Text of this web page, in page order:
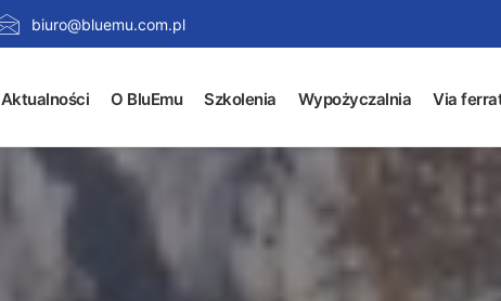
biuro@bluemu.com.pl
Aktualności O BluEmu Szkolenia Wypożyczalnia Via